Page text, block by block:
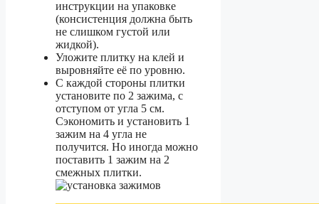
инструкции на упаковке
(консистенция должна быть
не слишком густой или
жидкой).
Уложите плитку на клей и
выровняйте её по уровню.
С каждой стороны плитки
установите по 2 зажима, с
отступом от угла 5 см.
Сэкономить и установить 1
зажим на 4 угла не
получится. Но иногда можно
поставить 1 зажим на 2
смежных плитки.